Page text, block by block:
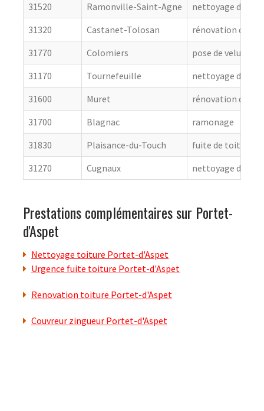
31520
Ramonville-Saint-Agne
nettoyage de
31320
Castanet-Tolosan
rénovation de
31770
Colomiers
pose de velux
31170
Tournefeuille
nettoyage de
31600
Muret
rénovation de
31700
Blagnac
ramonage
31830
Plaisance-du-Touch
fuite de toiture
31270
Cugnaux nettoyage de
Prestations complémentaires sur Portet-
d'Aspet
Nettoyage toiture Portet-d'Aspet
Urgence fuite toiture Portet-d'Aspet
Renovation toiture Portet-d'Aspet
Couvreur zingueur Portet-d'Aspet